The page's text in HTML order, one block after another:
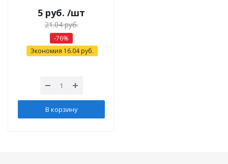
5 руб. /шт
21.04руб.
-76%
Экономия 16.04руб.
В корзину